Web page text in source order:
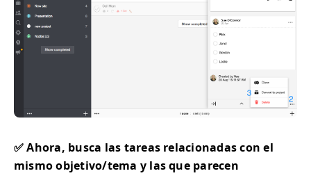
✅ Ahora, busca las tareas relacionadas con el
mismo objetivo/tema y las que parecen